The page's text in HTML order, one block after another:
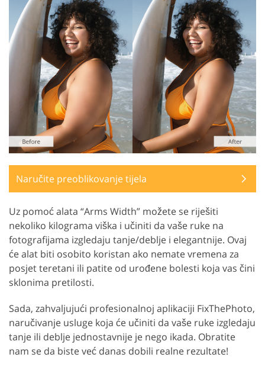
Naručite preoblikovanje tijela
Uz pomoć alata “Arms Width” možete se riješiti
nekoliko kilograma viška i učiniti da vaše ruke na
fotografijama izgledaju tanje/deblje i elegantnije. Ovaj
će alat biti osobito koristan ako nemate vremena za
posjet teretani ili patite od urođene bolesti koja vas čini
sklonima pretilosti.
Sada, zahvaljujući profesionalnoj aplikaciji FixThePhoto,
naručivanje usluge koja će učiniti da vaše ruke izgledaju
tanje ili deblje jednostavnije je nego ikada. Obratite
nam se da biste već danas dobili realne rezultate!